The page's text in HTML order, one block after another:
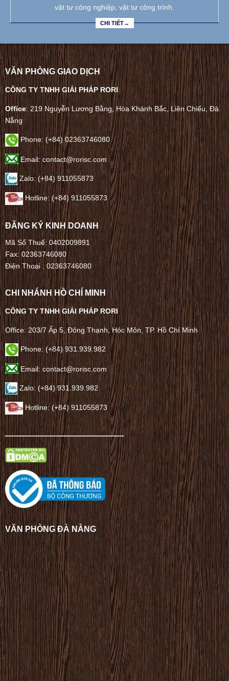
vật tư công nghiệp, vật tư công trình.
CHI TIẾT→
VĂN PHÒNG GIAO DỊCH
CÔNG TY TNHH GIẢI PHÁP RORI
Office: 219 Nguyễn Lương Bằng, Hòa Khánh Bắc, Liên Chiểu, Đà
Nẵng
Phone:(+84) 02363746080
Email: contact@rorisc.com
Zalo: (+84) 911055873
Hotline: (+84) 911055873
ĐĂNG KÝ KINH DOANH
Mã Số Thuế: 0402009891
Fax: 02363746080
Điện Thoại :02363746080
CHI NHÁNH HỒ CHÍ MINH
CÔNG TY TNHH GIẢI PHÁP RORI
Office: 203/7 Ấp 5, Đông Thạnh, Hóc Môn, TP. Hồ Chí Minh
Phone: (+84) 931.939.982
Email: contact@rorisc.com
Zalo: (+84) 931.939.982
Hotline: (+84) 911055873
——————————————–
VĂN PHÒNG ĐÀ NẴNG